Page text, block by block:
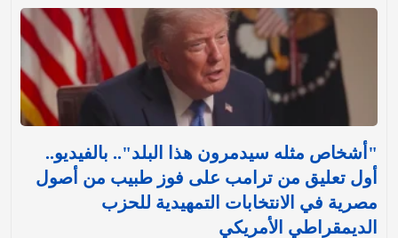
"أشخاص مثله سيدمرون هذا البلد".. بالفيديو..
أول تعليق من ترامب على فوز طبيب من أصول
مصرية في الانتخابات التمهيدية للحزب
الديمقراطي الأمريكي